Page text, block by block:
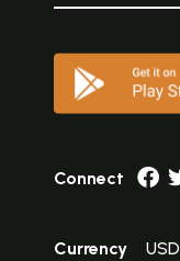
Connect
Currency USD